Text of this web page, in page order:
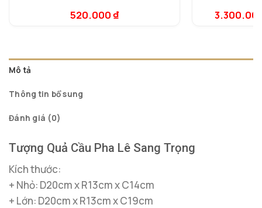
520.000₫
Mô tả
Thông tin bổ sung
Đánh giá (0)
Tượng Quả Cầu Pha Lê Sang Trọng
Kích thước:
+ Nhỏ: D20cm x R13cm x C14cm
+ Lớn: D20cm x R13cm x C19cm